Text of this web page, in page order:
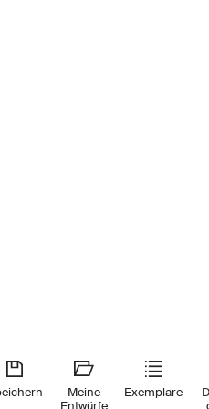
Meine
Entwürfe
Exemplare